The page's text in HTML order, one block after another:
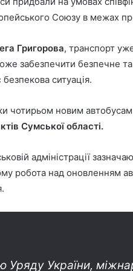
Союзу в межах
Григорова, транспорт
забезпечити безпечне та
ситуація.
чотирьом новим
Сумської області.
адміністрації
робота над оновленням
Уряду України,